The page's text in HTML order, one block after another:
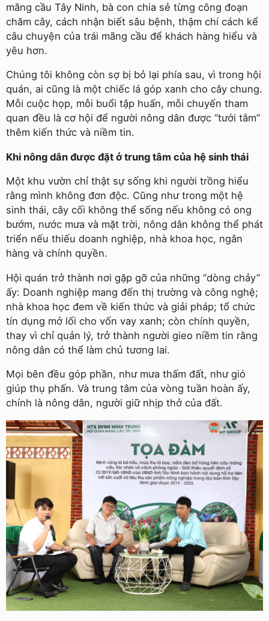
mãng cầu Tây Ninh, bà con chia sẻ từng công đoạn
chăm cây, cách nhận biết sâu bệnh, thậm chí cách kể
câu chuyện của trái mãng cầu để khách hàng hiểu và
yêu hơn.
Chúng tôi không còn sợ bị bỏ lại phía sau, vì trong hội
quán, ai cũng là một chiếc lá góp xanh cho cây chung.
Mỗi cuộc họp, mỗi buổi tập huấn, mỗi chuyến tham
quan đều là cơ hội để người nông dân được “tưới tắm”
thêm kiến thức và niềm tin.
Khi nông dân được đặt ở trung tâm của hệ sinh thái
Một khu vườn chỉ thật sự sống khi người trồng hiểu
rằng mình không đơn độc. Cũng như trong một hệ
sinh thái, cây cối không thể sống nếu không có ong
bướm, nước mưa và mặt trời, nông dân không thể phát
triển nếu thiếu doanh nghiệp, nhà khoa học, ngân
hàng và chính quyền.
Hội quán trở thành nơi gặp gỡ của những “dòng chảy”
ấy: Doanh nghiệp mang đến thị trường và công nghệ;
nhà khoa học đem về kiến thức và giải pháp; tổ chức
tín dụng mở lối cho vốn vay xanh; còn chính quyền,
thay vì chỉ quản lý, trở thành người gieo niềm tin rằng
nông dân có thể làm chủ tương lai.
Mọi bên đều góp phần, như mưa thấm đất, như gió
giúp thụ phấn. Và trung tâm của vòng tuần hoàn ấy,
chính là nông dân, người giữ nhịp thở của đất.